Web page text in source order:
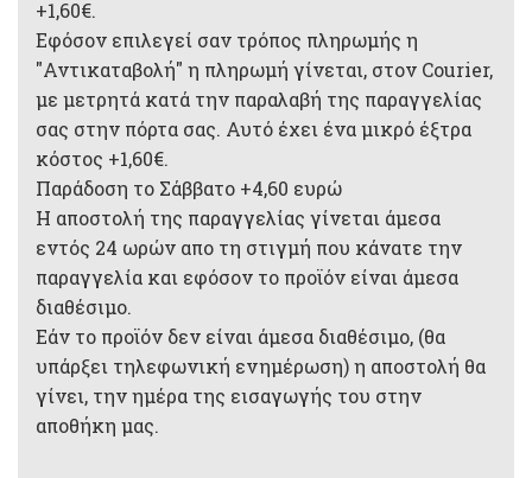
+1,60€.
Εφόσον επιλεγεί σαν τρόπος πληρωμής η
"Αντικαταβολή" η πληρωμή γίνεται, στον Courier,
με μετρητά κατά την παραλαβή της παραγγελίας
σας στην πόρτα σας. Αυτό έχει ένα μικρό έξτρα
κόστος +1,60€.
Παράδοση το Σάββατο +4,60 ευρώ
Η αποστολή της παραγγελίας γίνεται άμεσα
εντός 24 ωρών απο τη στιγμή που κάνατε την
παραγγελία και εφόσον το προϊόν είναι άμεσα
διαθέσιμο.
Εάν το προϊόν δεν είναι άμεσα διαθέσιμο, (θα
υπάρξει τηλεφωνική ενημέρωση) η αποστολή θα
γίνει, την ημέρα της εισαγωγής του στην
αποθήκη μας.